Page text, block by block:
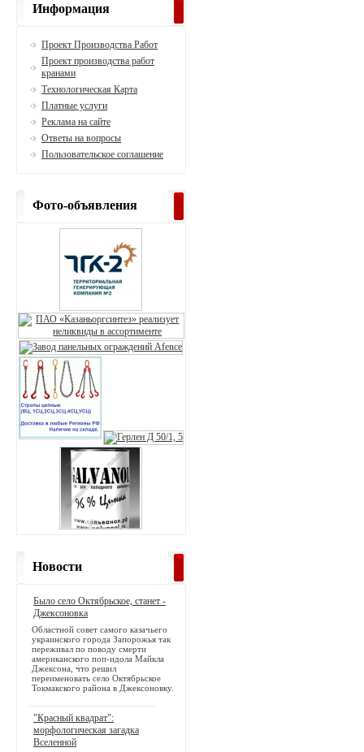
Информация
Проект Производства Работ
Проект производства работ
кранами
Технологическая Карта
Платные услуги
Реклама на сайте
Ответы на вопросы
Пользовательское соглашение
Фото-объявления
Новости
Было село Октябрьское, станет -
Джексоновка
Областной совет самого казачьего
украинского города Запорожья так
переживал по поводу смерти
американского поп-идола Майкла
Джексона, что решил
переименовать село Октябрьское
Токмакского района в Джексоновку.
"Красный квадрат":
морфологическая загадка
Вселенной